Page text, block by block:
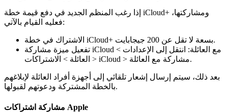
إذا رغب المنظم الجديد في دفع قيمة خطة iCloud+ ومشاركتها،
فعليه القيام بالآتي:
الاشتراك في خطة iCloud+ بسعة لا تقل عن 200 جيجابايت.
تفعيل ميزة مشاركة iCloud مع العائلة: انتقل إلى الإعدادات >
العائلة > الاشتراكات > iCloud > مشاركة مع العائلة.
بعد ذلك، سيتم إرسال إشعار تلقائي إلى أجهزة أفراد العائلة لإبلاغهم
بالخطة المشتركة ودعوتهم لقبولها.
مشاركة اشتراكات Apple